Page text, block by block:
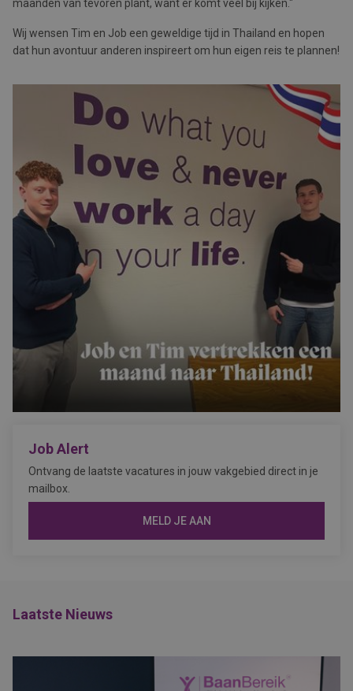
maanden van tevoren plant, want er komt veel bij kijken."
Wij wensen Tim en Job een geweldige tijd in Thailand en hopen
dat hun avontuur anderen inspireert om hun eigen reis te plannen!
Job Alert
Ontvang de laatste vacatures in jouw vakgebied direct in je
mailbox.
MELD JE AAN
Laatste Nieuws